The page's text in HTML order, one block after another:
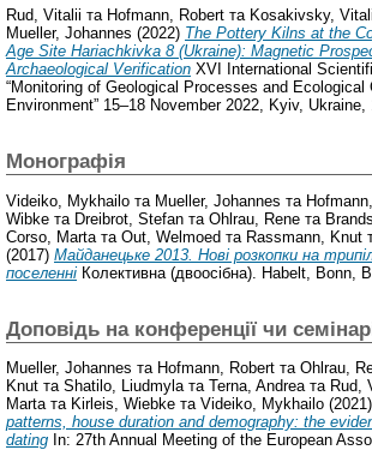
Rud, Vitalii та Hofmann, Robert та Kosakivsky,
Mueller, Johannes (2022) The Pottery Kilns at the
Age Site Hariachkivka 8 (Ukraine): Magnetic
Archaeological Verification XVI International
“Monitoring of Geological Processes and Ecological
Environment” 15–18 November 2022, Kyiv, Ukraine,
Монографія
Videiko, Mykhailo та Mueller, Johannes та
Wibke та Dreibrot, Stefan та Ohlrau, Rene та
Corso, Marta та Out, Welmoed та Rassmann, Knut
(2017) Майданецьке 2013. Нові розкопки на
поселенні Колективна (двоосібна). Habelt, Bonn,
Доповідь на конференції чи
Mueller, Johannes та Hofmann, Robert та Ohlrau,
Knut та Shatilo, Liudmylaта Terna, Andreaта Rud,
Martaта Kirleis, Wiebke та Videiko, Mykhailo (2021)
patterns, house duration and demography: the
dating In: 27th Annual Meeting of the European